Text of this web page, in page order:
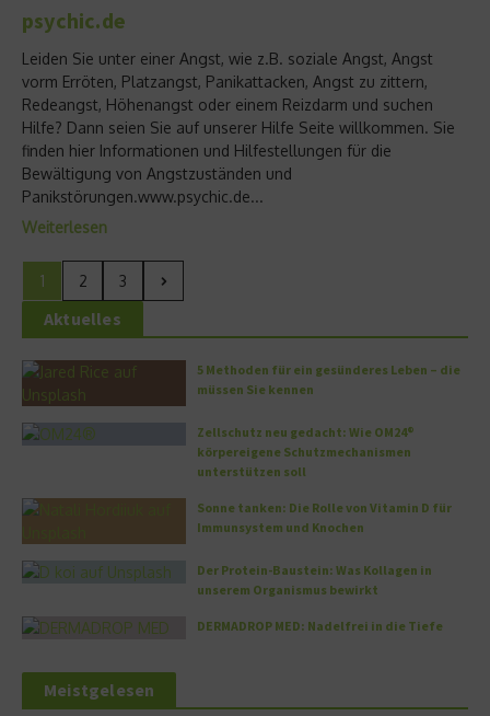
psychic.de
Leiden Sie unter einer Angst, wie z.B. soziale Angst, Angst
vorm Erröten, Platzangst, Panikattacken, Angst zu zittern,
Redeangst, Höhenangst oder einem Reizdarm und suchen
Hilfe? Dann seien Sie auf unserer Hilfe Seite willkommen. Sie
finden hier Informationen und Hilfestellungen für die
Bewältigung von Angstzuständen und
Panikstörungen.www.psychic.de...
Weiterlesen
1 2 3
Aktuelles
5 Methoden für ein gesünderes Leben – die
müssen Sie kennen
Zellschutz neu gedacht: Wie OM24®
körpereigene Schutzmechanismen
unterstützen soll
Sonne tanken: Die Rolle von Vitamin D für
Immunsystem und Knochen
Der Protein-Baustein: Was Kollagen in
unserem Organismus bewirkt
DERMADROP MED: Nadelfrei in die Tiefe
Meistgelesen